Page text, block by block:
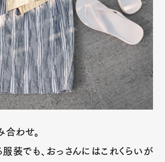
合わせ。
装でも、おっさんにはこれくらいが